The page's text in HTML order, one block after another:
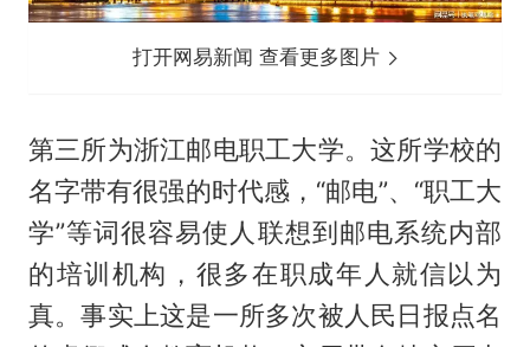
打开网易新闻 查看更多图片
第三所为浙江邮电职工大学。这所学校的
名字带有很强的时代感，“邮电”、“职工大
学”等词很容易使人联想到邮电系统内部
的培训机构，很多在职成年人就信以为
真。事实上这是一所多次被人民日报点名